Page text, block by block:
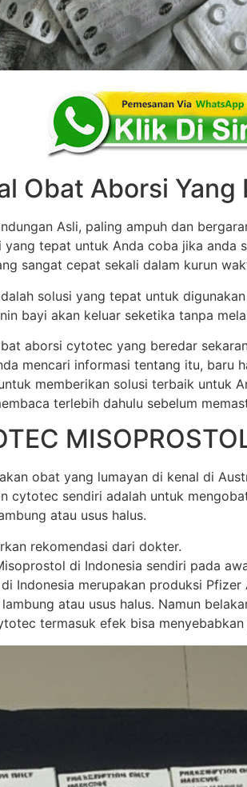
Obat Aborsi Yang
Asli, paling ampuh dan
tepat untuk Anda coba jika anda
sangat cepat sekali dalam kurun
solusi yang tepat untuk
bayi akan keluar seketika tanpa
aborsi cytotec yang beredar
mencari informasi tentang itu, baru
memberikan solusi terbaik untuk
terlebih dahulu sebelum
obat yang lumayan di kenal di
cytotec sendiri adalah untuk
atau usus halus.
rekomendasi dari dokter.
di Indonesia sendiri pada
Indonesia merupakan produksi
atau usus halus. Namun
termasuk efek bisa menyebabkan